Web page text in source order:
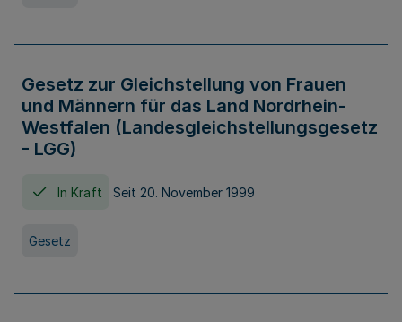
Gesetz zur Gleichstellung von Frauen
und Männern für das Land Nordrhein-
Westfalen (Landesgleichstellungsgesetz
- LGG)
In Kraft Seit 20. November 1999
Gesetz